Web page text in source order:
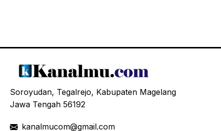
Soroyudan, Tegalrejo, Kabupaten Magelang
Jawa Tengah 56192
kanalmucom@gmail.com